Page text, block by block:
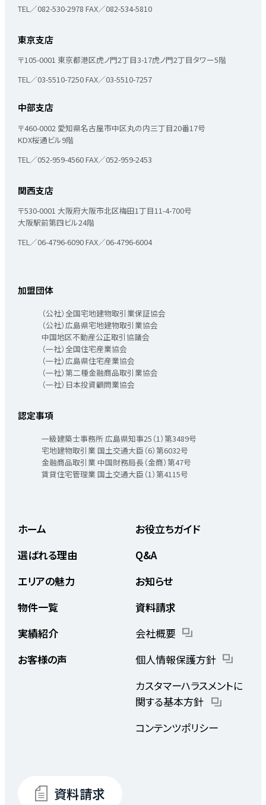
TEL／082-530-2978 FAX／082-534-5810
東京支店
〒105-0001 東京都港区虎ノ門2丁目3-17虎ノ門2丁目タワー5階
TEL／03-5510-7250FAX／03-5510-7257
中部支店
〒460-0002 愛知県名古屋市中区丸の内三丁目20番17号
KDX桜通ビル9階
TEL／052-959-4560FAX／052-959-2453
関西支店
〒530-0001 大阪府大阪市北区梅田1丁目11-4-700号
大阪駅前第四ビル24階
TEL／06-4796-6090FAX／06-4796-6004
加盟団体
（公社）全国宅地建物取引業保証協会
（公社）広島県宅地建物取引業協会
中国地区不動産公正取引協議会
（一社）全国住宅産業協会
（一社）広島県住宅産業協会
（一社）第二種金融商品取引業協会
（一社）日本投資顧問業協会
認定事項
一級建築士事務所 広島県知事25（1）第3489号
宅地建物取引業 国土交通大臣（6）第6032号
金融商品取引業 中国財務局長（金商）第47号
賃貸住宅管理業 国土交通大臣（1）第4115号
ホーム
選ばれる理由
エリアの魅力
物件一覧
実績紹介
お客様の声
お役立ちガイド
Q&A
お知らせ
資料請求
会社概要
個人情報保護方針
カスタマーハラスメントに
関する基本方針
コンテンツポリシー
資料請求